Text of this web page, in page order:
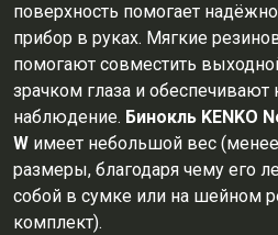
поверхность помогает
прибор в руках. Мягкие
помогают совместить
зрачком глаза и обеспечивают
наблюдение. Бинокль KENKO
W имеет небольшой вес
размеры, благодаря чему его
собой в сумке или на шейном
комплект).